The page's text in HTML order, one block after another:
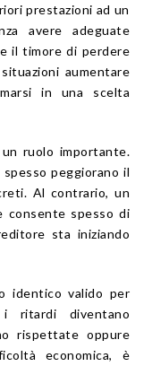
prestazioni ad un
avere adeguate
il timore di perdere
aumentare
in una scelta
ruolo importante.
peggiorano il
Al contrario, un
spesso di
sta iniziando
identico valido per
i ritardi diventano
rispettate oppure
economica, è